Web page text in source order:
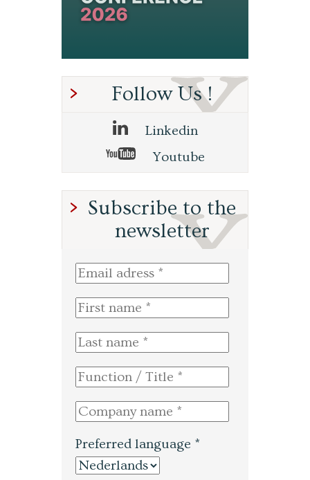
Follow Us !
Linkedin
Youtube
Subscribe to the
newsletter
Preferred language *